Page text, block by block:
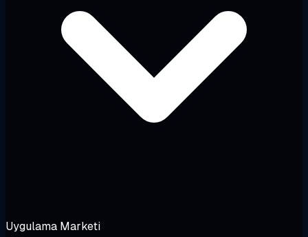
Uygulama Marketi